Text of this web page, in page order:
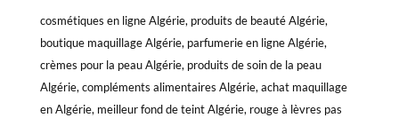
cosmétiques en ligne Algérie, produits de beauté Algérie,
boutique maquillage Algérie, parfumerie en ligne Algérie,
crèmes pour la peau Algérie, produits de soin de la peau
Algérie, compléments alimentaires Algérie, achat maquillage
en Algérie, meilleur fond de teint Algérie, rouge à lèvres pas